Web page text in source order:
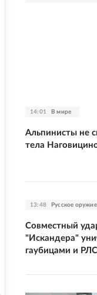
14:01 В мире
Альпинисты не
тела
13:48 Русское оружие
Совместный
"Искандера"
гаубицами и РЛС